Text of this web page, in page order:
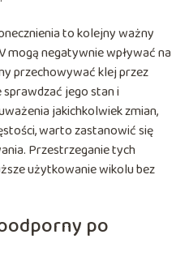
to kolejny ważny
mogą negatywnie wpływać na
przechowywać klej przez
jego stan i
jakichkolwiek zmian,
warto zastanowić się
Przestrzeganie tych
użytkowanie wikolu bez
po